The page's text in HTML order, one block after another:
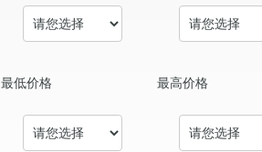
最低价格 最高价格